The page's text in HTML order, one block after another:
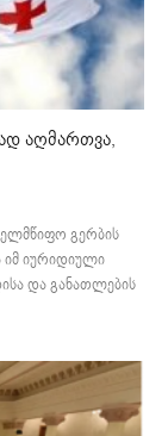
აღმართვა,
გერბის
იმ იურიდიული
და განათლების